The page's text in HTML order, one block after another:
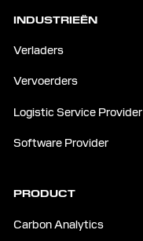
INDUSTRIEËN
Verladers
Vervoerders
Logistic Service Provider
Software Provider
PRODUCT
Carbon Analytics